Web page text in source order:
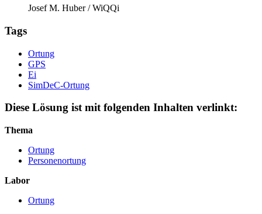
Josef M. Huber / WiQQi
Tags
Ortung
GPS
Ei
SimDeC-Ortung
Diese Lösung ist mit folgenden Inhalten verlinkt:
Thema
Ortung
Personenortung
Labor
Ortung